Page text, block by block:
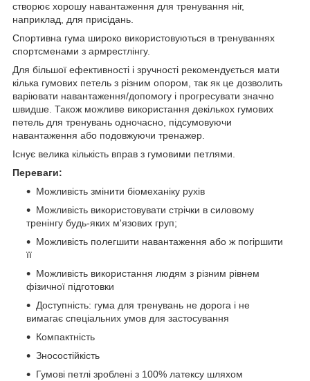
створює хорошу навантаження для тренування ніг,
наприклад, для присідань.
Спортивна гума широко використовуються в тренуваннях
спортсменами з армрестлінгу.
Для більшої ефективності і зручності рекомендується мати
кілька гумових петель з різним опором, так як це дозволить
варіювати навантаження/допомогу і прогресувати значно
швидше. Також можливе використання декількох гумових
петель для тренувань одночасно, підсумовуючи
навантаження або подовжуючи тренажер.
Існує велика кількість вправ з гумовими петлями.
Переваги:
Можливість змінити біомеханіку рухів
Можливість використовувати стрічки в силовому
тренінгу будь-яких м'язових груп;
Можливість полегшити навантаження або ж погіршити
її
Можливість використання людям з різним рівнем
фізичної підготовки
Доступність: гума для тренувань не дорога і не
вимагає спеціальних умов для застосування
Компактність
Зносостійкість
Гумові петлі зроблені з 100% латексу шляхом